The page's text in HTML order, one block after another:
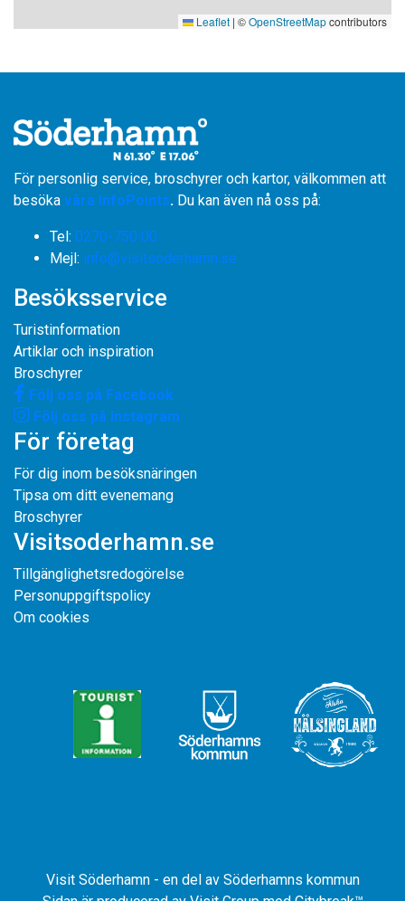
Leaflet | ©OpenStreetMapcontributors
För personlig service, broschyrer och kartor, välkommen att
besöka våra InfoPoints. Du kan även nå oss på:
Tel: 0270-750 00
​​​​​​​Mejl: info@visitsoderhamn.se
Besöksservice
Turistinformation
Artiklar och inspiration
Broschyrer
Följ oss på Facebook
Följ oss på Instagram
För företag
För dig inom besöksnäringen
Tipsa om ditt evenemang
Broschyrer
Visitsoderhamn.se
Tillgänglighetsredogörelse
Personuppgiftspolicy
Om cookies
Visit Söderhamn - en del av Söderhamns kommun